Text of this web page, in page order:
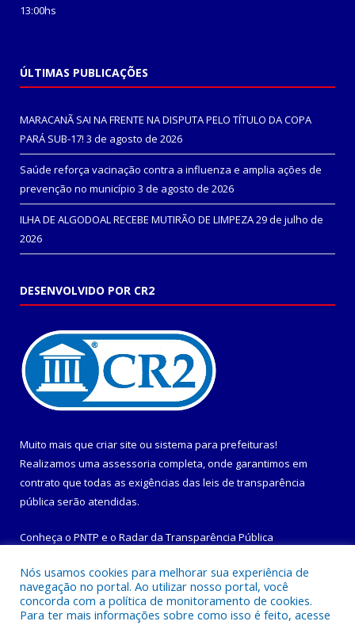
13:00hs
ÚLTIMAS PUBLICAÇÕES
MARACANÃ SAI NA FRENTE NA DISPUTA PELO TÍTULO DA COPA
PARÁ SUB-17! 3 de agosto de 2026
Saúde reforça vacinação contra a influenza e amplia ações de
prevenção no município 3 de agosto de 2026
ILHA DE ALGODOAL RECEBE MUTIRÃO DE LIMPEZA29 de julho de
2026
DESENVOLVIDO POR CR2
Muito mais que criar site ou sistema para prefeituras!
Realizamos uma assessoria completa, onde garantimos em
contrato que todas as exigências das leis de transparência
pública serão atendidas.
Conheça o PNTP e o Radar da Transparência Pública
Todos os direitos reservados a Prefeitura Municipal de
Nós usamos cookies para melhorar sua experiência de
navegação no portal. Ao utilizar nosso portal, você
concorda com a política de monitoramento de cookies.
Para ter mais informações sobre como isso é feito, acesse